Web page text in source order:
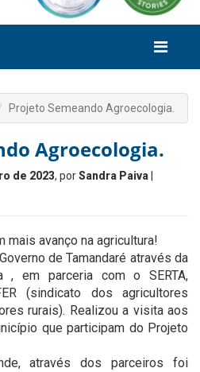
Projeto Semeando Agroecologia.
Agroecologia.
de 2023, porSandra Paiva
mais avanço na agricultura!
de Tamandaré através da
, em parceria com o SERTA,
(sindicato dos agricultores
rurais). Realizou a visita aos
que participam do Projeto
através dos parceiros foi